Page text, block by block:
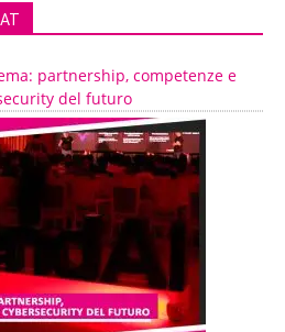
partnership, competenze e
del futuro